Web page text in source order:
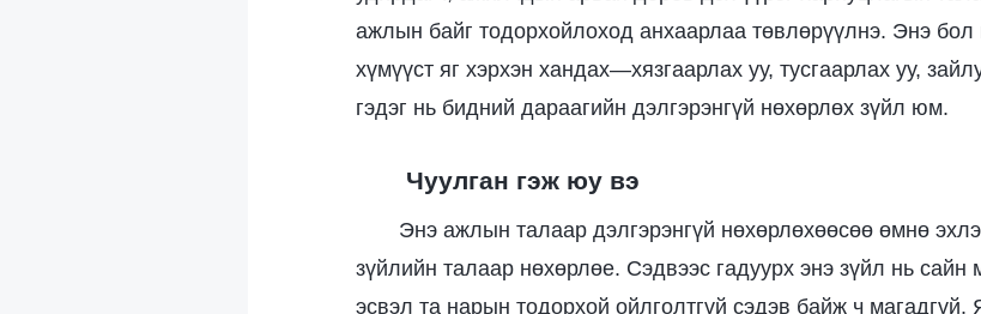
ажлын байг тодорхойлоход анхаарлаа төвлөрүүлнэ. Энэ бол
хүмүүст яг хэрхэн хандах—хязгаарлах уу, тусгаарлах уу,
гэдэг нь бидний дараагийн дэлгэрэнгүй нөхөрлөх зүйл юм.
Чуулган гэж юу вэ
Энэ ажлын талаар дэлгэрэнгүй нөхөрлөхөөсөө өмнө
зүйлийн талаар нөхөрлөе. Сэдвээс гадуурх энэ зүйл нь сайн
эсвэл та нарын тодорхой ойлголтгүй сэдэв байж ч магадгүй.